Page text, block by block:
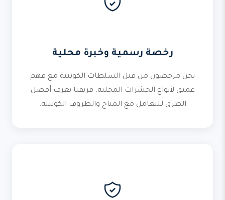
رخصة رسمية وخبرة محلية
نحن مرخصون من قبل السلطات الكويتية مع فهم
عميق لأنواع الحشرات المحلية. فريقنا يعرف أفضل
الطرق للتعامل مع المناخ والظروف الكويتية.